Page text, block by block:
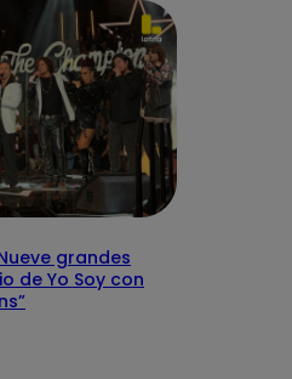
grandes
de Yo Soy con